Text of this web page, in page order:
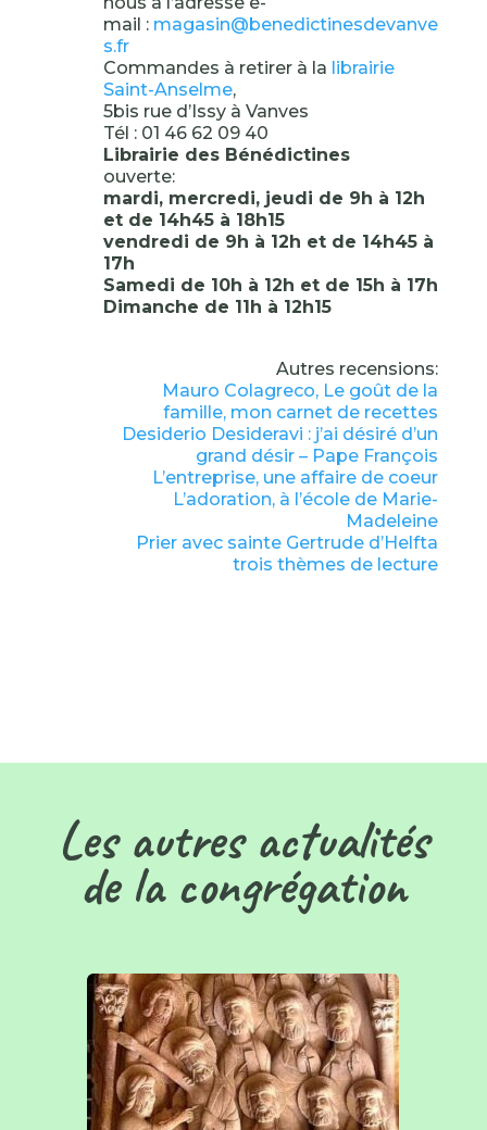
mail : magasin@benedictinesdevanve
s.fr
Commandes à retirer à la librairie
Saint-Anselme,
5bis rue d’Issy à Vanves
Tél : 01 46 62 09 40
Librairie des Bénédictines
ouverte:
mardi, mercredi, jeudi de 9h à 12h
et de 14h45 à 18h15
vendredi de 9h à 12h et de 14h45 à
17h
Samedi de 10h à 12h et de 15h à 17h
Dimanche de 11h à 12h15
Autres recensions:
Mauro Colagreco, Le goût de la
famille, mon carnet de recettes
Desiderio Desideravi : j’ai désiré d’un
grand désir – Pape François
L’entreprise, une affaire de coeur
L’adoration, à l’école de Marie-
Madeleine
Prier avec sainte Gertrude d’Helfta
trois thèmes de lecture
Les autres actualités
de la congrégation